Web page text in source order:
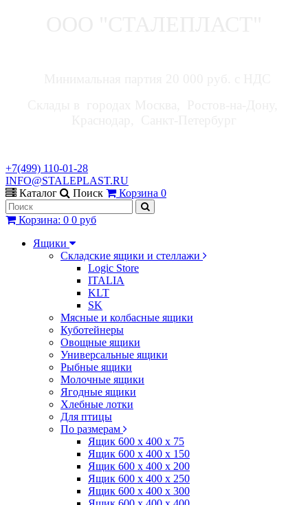
+7(499) 110-01-28
INFO@STALEPLAST.RU
Каталог
Поиск Корзина 0
Корзина: 0 0 руб
Ящики
Складские ящики и стеллажи
Logic Store
ITALIA
KLT
SK
Мясные и колбасные ящики
Куботейнеры
Овощные ящики
Универсальные ящики
Рыбные ящики
Молочные ящики
Ягодные ящики
Хлебные лотки
Для птицы
По размерам
Ящик 600 х 400 х 75
Ящик 600 х 400 х 150
Ящик 600 х 400 х 200
Ящик 600 х 400 х 250
Ящик 600 х 400 х 300